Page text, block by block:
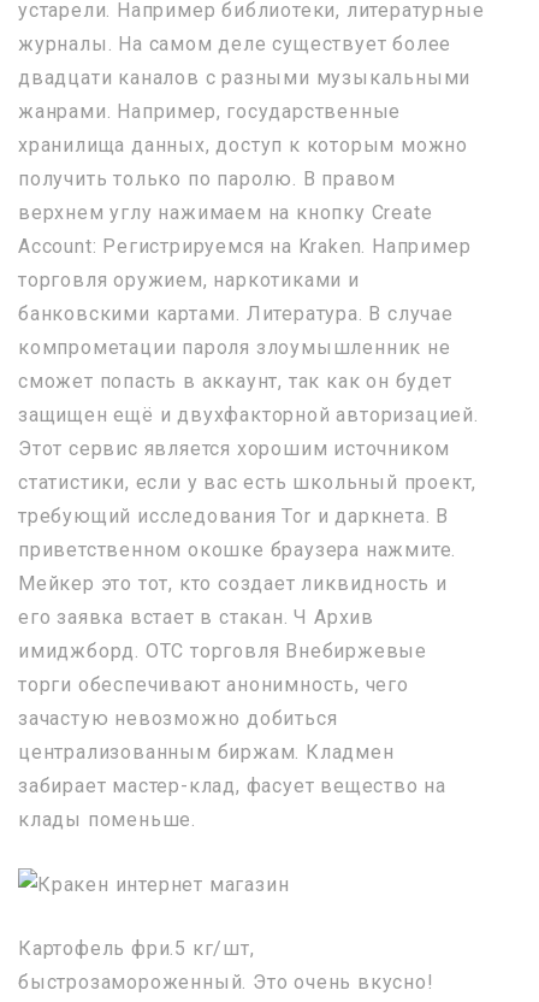
устарели. Например библиотеки, литературные
журналы. На самом деле существует более
двадцати каналов с разными музыкальными
жанрами. Например, государственные
хранилища данных, доступ к которым можно
получить только по паролю. В правом
верхнем углу нажимаем на кнопку Create
Account: Регистрируемся на Kraken. Например
торговля оружием, наркотиками и
банковскими картами. Литература. В случае
компрометации пароля злоумышленник не
сможет попасть в аккаунт, так как он будет
защищен ещё и двухфакторной авторизацией.
Этот сервис является хорошим источником
статистики, если у вас есть школьный проект,
требующий исследования Tor и даркнета. В
приветственном окошке браузера нажмите.
Мейкер это тот, кто создает ликвидность и
его заявка встает в стакан. Ч Архив
имиджборд. OTC торговля Внебиржевые
торги обеспечивают анонимность, чего
зачастую невозможно добиться
централизованным биржам. Кладмен
забирает мастер-клад, фасует вещество на
клады поменьше.
Картофель фри.5 кг/шт,
быстрозамороженный. Это очень вкусно!